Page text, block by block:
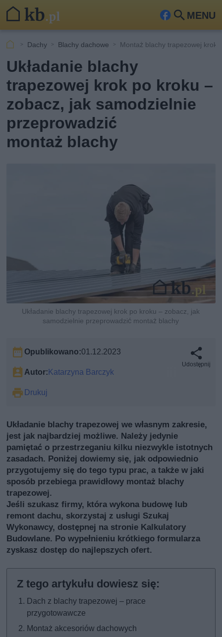
MENU
Fa
ook
Szu
Dachy Blachy dachowe Montaż blachy trapezowej krok
Układanie blachy
trapezowej krok po kroku –
zobacz, jak samodzielnie
przeprowadzić
montaż blachy
Układanie blachy trapezowej krok po kroku – zobacz, jak
samodzielnie przeprowadzić montaż blachy
Opublikowano:01.12.2023
Autor:Katarzyna Barczyk
Drukuj
Udostępnij
Układanie blachy trapezowej we własnym zakresie,
jest jak najbardziej możliwe. Należy jedynie
pamiętać o przestrzeganiu kilku niezwykle istotnych
zasadach. Poniżej dowiemy się, jak odpowiednio
przygotujemy się do tego typu prac, a także w jaki
sposób przebiega prawidłowy montaż blachy
trapezowej.
Jeśli szukasz firmy, która wykona budowę lub
remont dachu, skorzystaj z usługi Szukaj
Wykonawcy, dostępnej na stronie Kalkulatory
Budowlane. Po wypełnieniu krótkiego formularza
zyskasz dostęp do najlepszych ofert.
Dach z blachy trapezowej – prace
przygotowawcze
Montaż akcesoriów dachowych